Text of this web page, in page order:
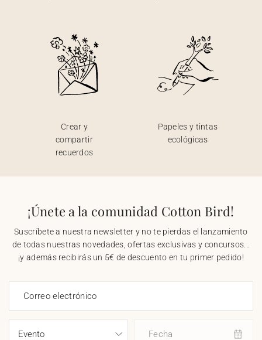
Crear y
compartir
recuerdos
Papeles y tintas
ecológicas
¡Únete a la comunidad Cotton Bird!
Suscríbete a nuestra newsletter y no te pierdas el lanzamiento
de todas nuestras novedades, ofertas exclusivas y concursos...
¡y además recibirás un 5€ de descuento en tu primer pedido!
Correo electrónico
Fecha